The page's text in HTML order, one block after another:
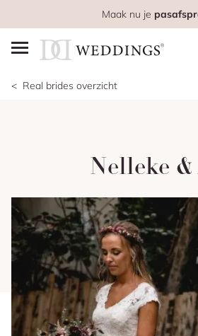
Maak nu je
Real brides overzicht
Nelleke &